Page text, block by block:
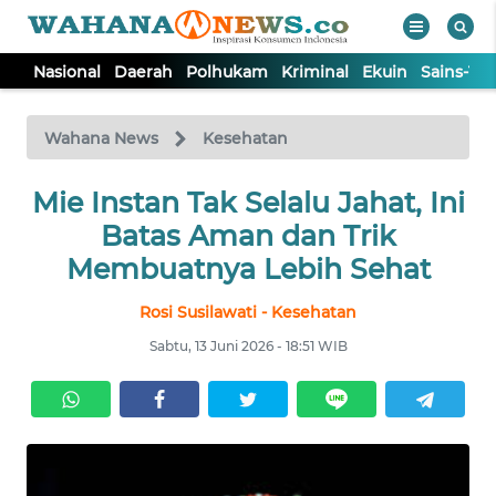
Nasional Daerah Polhukam Kriminal Ekuin Sains-
Wahana News Kesehatan
Mie Instan Tak Selalu Jahat, Ini
Batas Aman dan Trik
Membuatnya Lebih Sehat
Rosi Susilawati - Kesehatan
Sabtu, 13 Juni 2026 - 18:51 WIB
TV
Tutup
NASIONAL
DAERAH
KRIMINAL
EKUIN